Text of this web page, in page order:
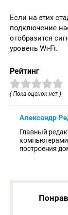
Если на этих
подключение
отобразится
уровень Wi-Fi.
Рейтинг
( Пока оценок нет )
Александр
Главный
компьютерами
построения